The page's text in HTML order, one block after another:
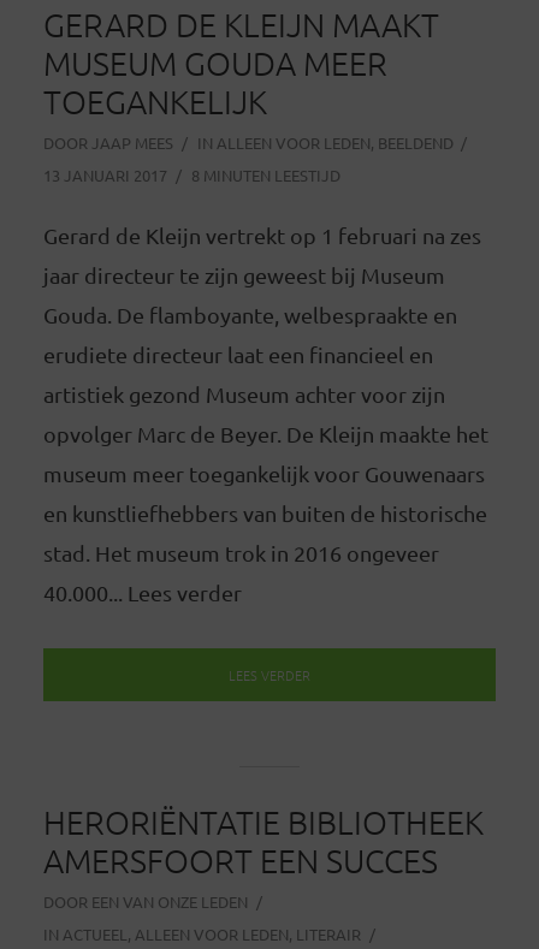
GERARD DE KLEIJN MAAKT
MUSEUM GOUDA MEER
TOEGANKELIJK
DOOR JAAP MEES IN ALLEEN VOOR LEDEN, BEELDEND
13 JANUARI 2017
8 MINUTEN LEESTIJD
Gerard de Kleijn vertrekt op 1 februari na zes
jaar directeur te zijn geweest bij Museum
Gouda. De flamboyante, welbespraakte en
erudiete directeur laat een financieel en
artistiek gezond Museum achter voor zijn
opvolger Marc de Beyer. De Kleijn maakte het
museum meer toegankelijk voor Gouwenaars
en kunstliefhebbers van buiten de historische
stad. Het museum trok in 2016 ongeveer
40.000... Lees verder
LEES VERDER
HERORIËNTATIE BIBLIOTHEEK
AMERSFOORT EEN SUCCES
DOOR EEN VAN ONZE LEDEN
IN ACTUEEL , ALLEEN VOOR LEDEN, LITERAIR